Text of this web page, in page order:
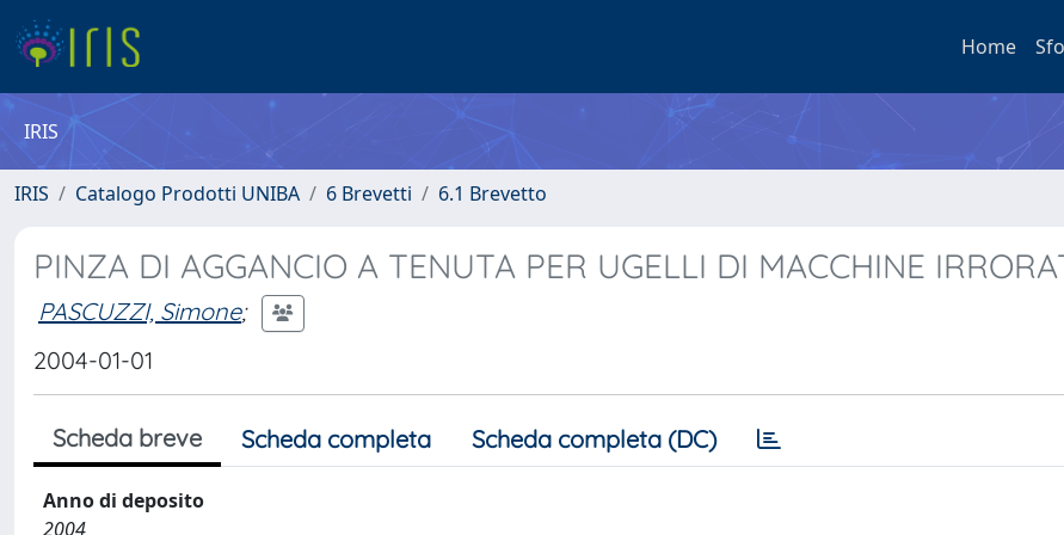
Home
IRIS
IRIS Catalogo Prodotti UNIBA 6 Brevetti 6.1 Brevetto
PINZA DI AGGANCIO A TENUTA PER UGELLI DI MACCHINE
PASCUZZI, Simone;
2004-01-01
Scheda breve Scheda completa Scheda completa (DC)
Anno di deposito
2004